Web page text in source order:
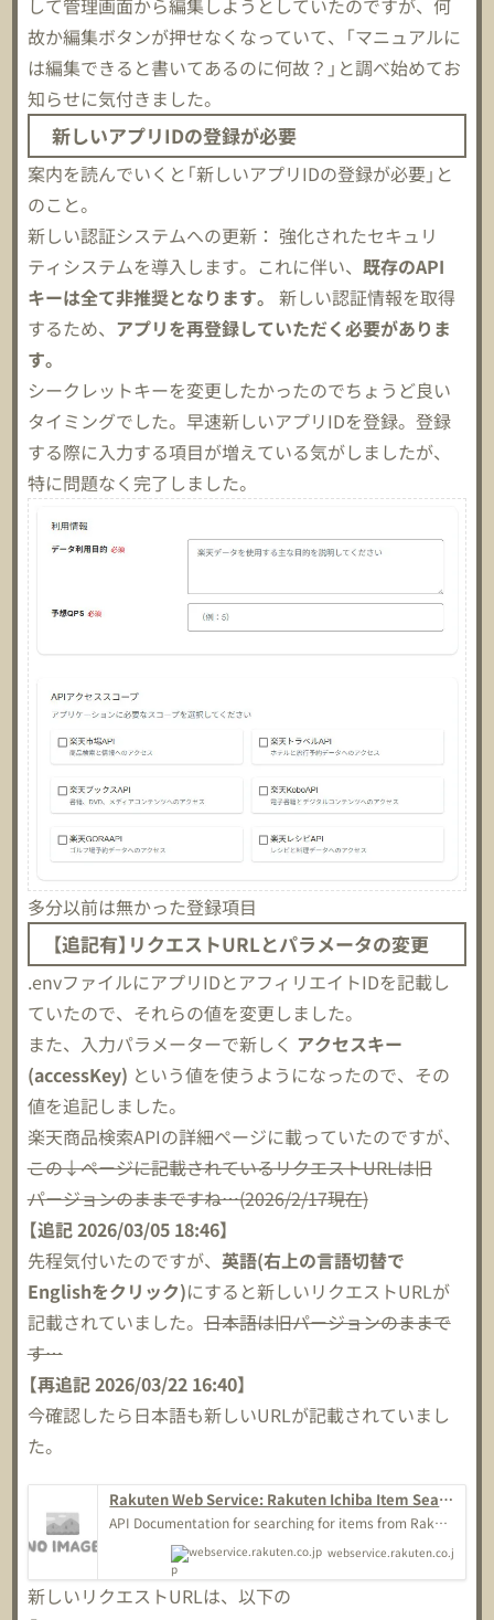
故か編集ボタンが押せなくなっていて、「マニュアルに
は編集できると書いてあるのに何故？」と調べ始めてお
知らせに気付きました。
新しいアプリIDの登録が必要
案内を読んでいくと「新しいアプリIDの登録が必要」と
のこと。
新しい認証システムへの更新： 強化されたセキュリ
ティシステムを導入します。これに伴い、 既存のAPI
キーは全て非推奨となります。 新しい認証情報を取得
するため、 アプリを再登録していただく必要がありま
す。
シークレットキーを変更したかったのでちょうど良い
タイミングでした。早速新しいアプリIDを登録。登録
する際に入力する項目が増えている気がしましたが、
特に問題なく完了しました。
多分以前は無かった登録項目
【追記有】リクエストURLとパラメータの変更
.envファイルにアプリIDとアフィリエイトIDを記載し
ていたので、それらの値を変更しました。
また、入力パラメーターで新しく アクセスキー
(accessKey) という値を使うようになったので、その
値を追記しました。
楽天商品検索APIの詳細ページに載っていたのですが、
この↓ページに記載されているリクエストURLは旧
パージョンのままですね…(2026/2/17現在)
【追記 2026/03/05 18:46】
先程気付いたのですが、 英語(右上の言語切替で
Englishをクリック)にすると新しいリクエストURLが
記載されていました。日本語は旧パージョンのままで
す…
【再追記 2026/03/22 16:40】
今確認したら日本語も新しいURLが記載されていまし
た。
Rakuten Web Service: Rakuten Ichiba Item Searc
h API (version:2026-04-01) | API
API Documentation for searching for items from Rakut
webservice.rakuten.co.j
p
新しいリクエストURLは、以下の